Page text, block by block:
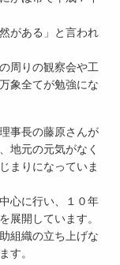
がある」と言われ
周りの観察会や工
象全てが勉強にな
事長の藤原さんが
地元の元気がなく
まりになっていま
心に行い、１０年
展開しています。
組織の立ち上げな
す。